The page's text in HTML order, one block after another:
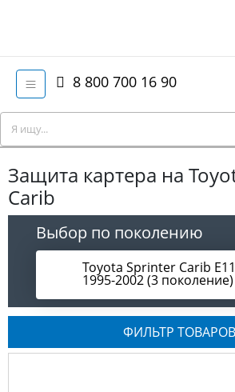
8 800 700 16 90
Защита картера на
Carib
Выбор по поколению
Toyota Sprinter Carib
1995-2002 (3 поколение)
ФИЛЬТР ТОВАРОВ